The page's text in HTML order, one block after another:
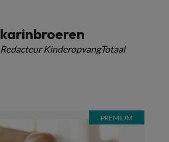
karinbroeren
Redacteur KinderopvangTotaal